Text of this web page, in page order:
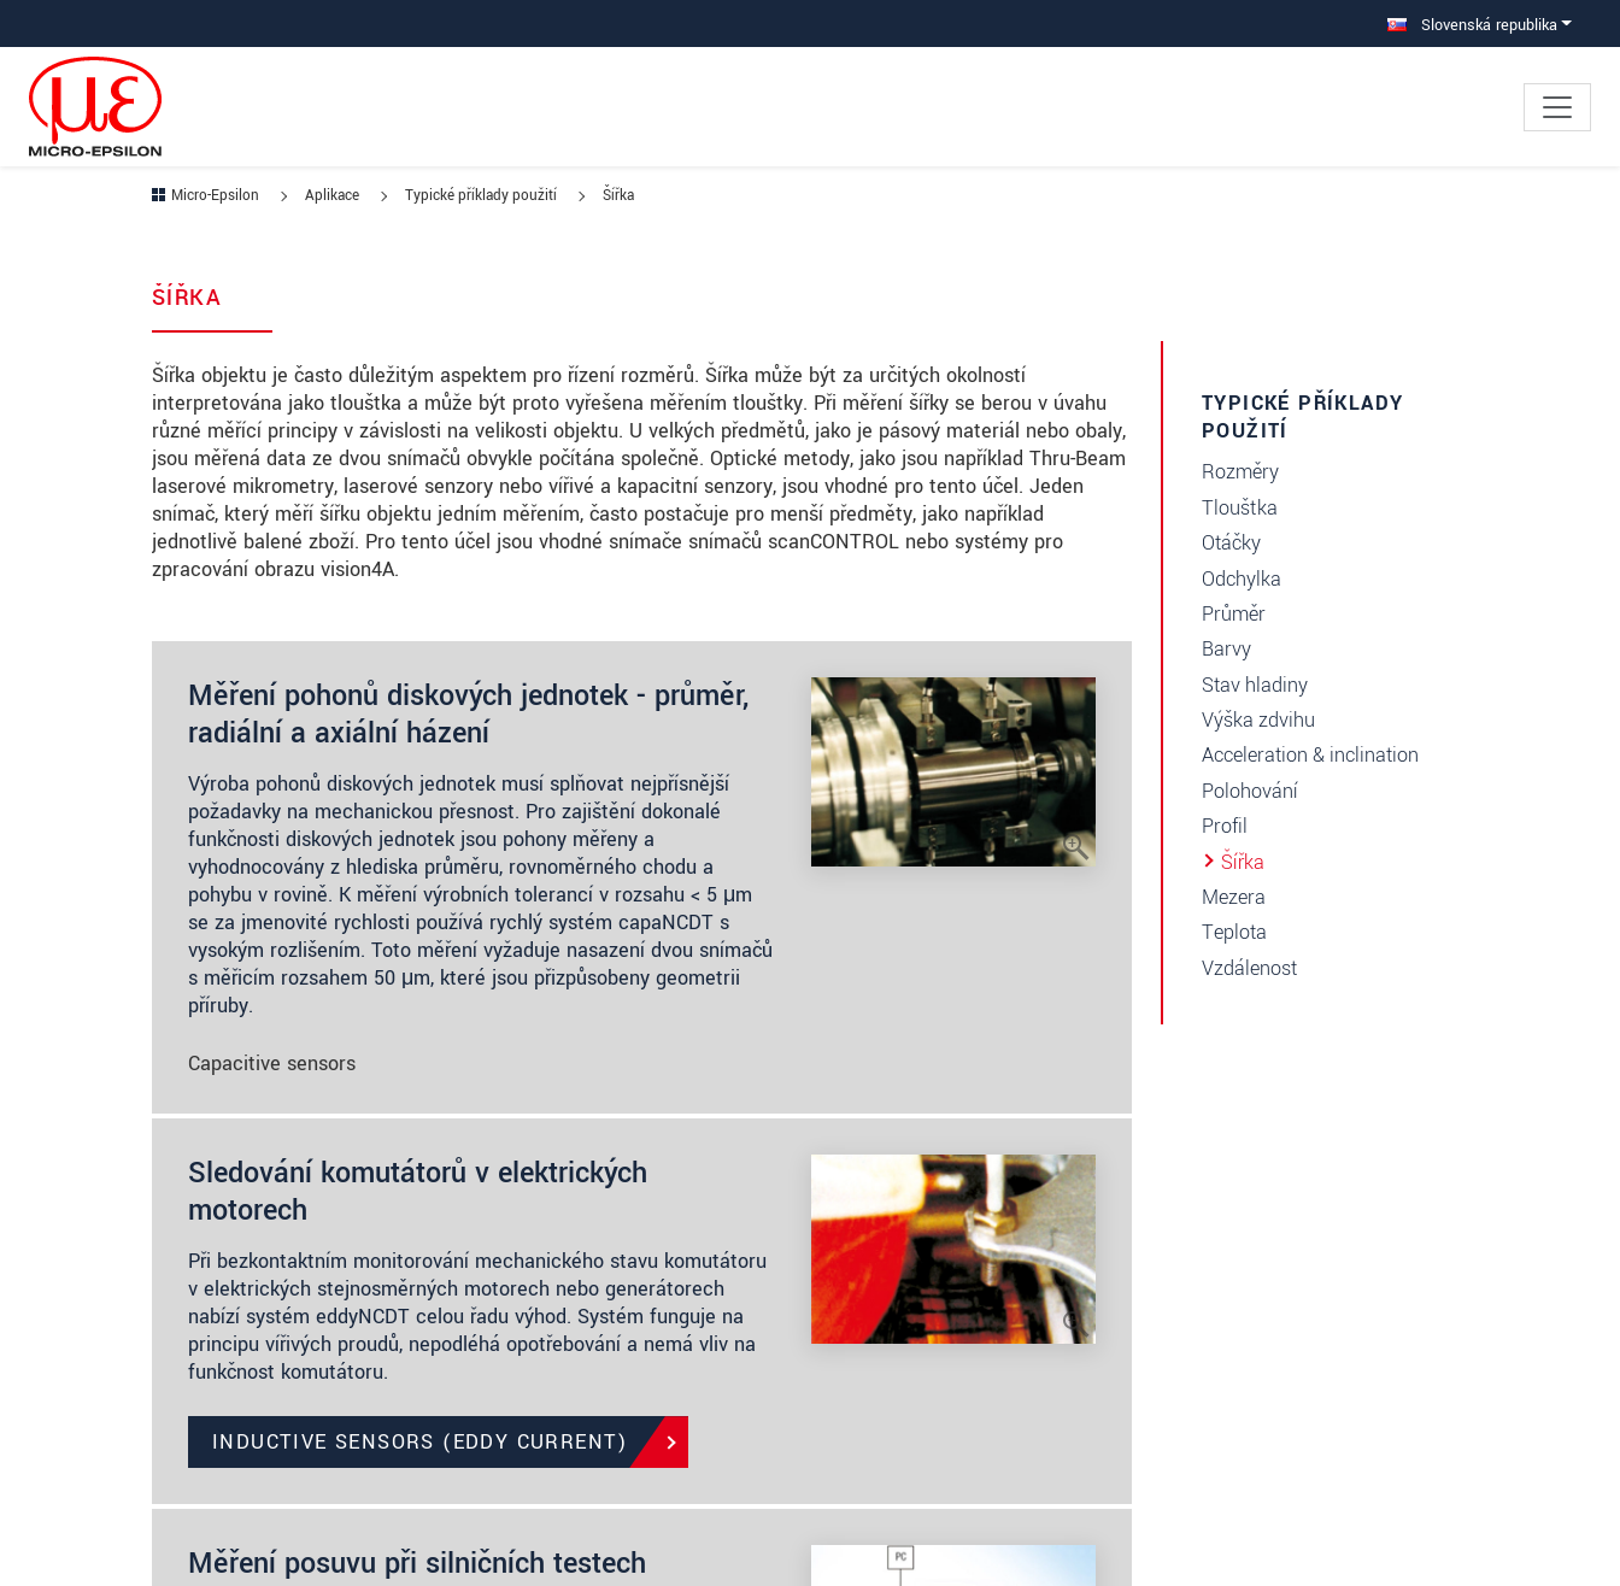
Slovenská republika
Micro-Epsilon Aplikace Typické příklady použití Šířka
ŠÍŘKA
Šířka objektu je často důležitým aspektem pro řízení rozměrů. Šířka může být za určitých okolností
interpretována jako tloušťka a může být proto vyřešena měřením tloušťky. Při měření šířky se berou v úvahu
různé měřící principy v závislosti na velikosti objektu. U velkých předmětů, jako je pásový materiál nebo obaly,
jsou měřená data ze dvou snímačů obvykle počítána společně. Optické metody, jako jsou například Thru-Beam
laserové mikrometry, laserové senzory nebo vířivé a kapacitní senzory, jsou vhodné pro tento účel. Jeden
snímač, který měří šířku objektu jedním měřením, často postačuje pro menší předměty, jako například
jednotlivě balené zboží. Pro tento účel jsou vhodné snímače snímačů scanCONTROL nebo systémy pro
zpracování obrazu vision4A.
Měření pohonů diskových jednotek - průměr,
radiální a axiální házení
Výroba pohonů diskových jednotek musí splňovat nejpřísnější
požadavky na mechanickou přesnost. Pro zajištění dokonalé
funkčnosti diskových jednotek jsou pohony měřeny a
vyhodnocovány z hlediska průměru, rovnoměrného chodu a
pohybu v rovině. K měření výrobních tolerancí v rozsahu < 5 μm
se za jmenovité rychlosti používá rychlý systém capaNCDT s
vysokým rozlišením. Toto měření vyžaduje nasazení dvou snímačů
s měřicím rozsahem 50 μm, které jsou přizpůsobeny geometrii
příruby.
Capacitive sensors
Sledování komutátorů v elektrických
motorech
Při bezkontaktním monitorování mechanického stavu komutátoru
v elektrických stejnosměrných motorech nebo generátorech
nabízí systém eddyNCDT celou řadu výhod. Systém funguje na
principu vířivých proudů, nepodléhá opotřebování a nemá vliv na
funkčnost komutátoru.
INDUCTIVE SENSORS (EDDY CURRENT)
Měření posuvu při silničních testech
TYPICKÉ PŘÍKLADY
POUŽITÍ
Rozměry
Tloušťka
Otáčky
Odchylka
Průměr
Barvy
Stav hladiny
Výška zdvihu
Acceleration & inclination
Polohování
Profil
Šířka
Mezera
Teplota
Vzdálenost